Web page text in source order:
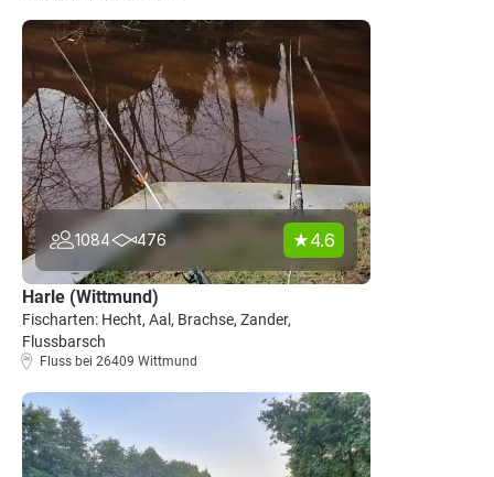
1084 476 4.6
Harle (Wittmund)
Fischarten: Hecht, Aal, Brachse, Zander,
Flussbarsch
Fluss bei 26409 Wittmund